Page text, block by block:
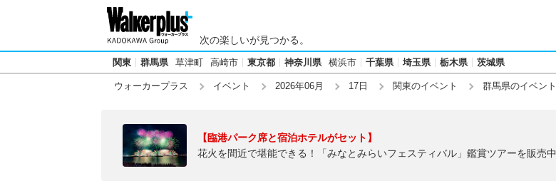
次の楽しいが見つかる。
関東 群馬県 草津町 高崎市 東京都 神奈川県 横浜市 千葉県 埼玉県 栃木県 茨城県
ウォーカープラス イベント 2026年06月 17日 関東のイベント 群馬県のイベント
【臨港パーク席と宿泊ホテルがセット】
花火を間近で堪能できる！「みなとみらいフェスティバル」鑑賞ツアーを販売中